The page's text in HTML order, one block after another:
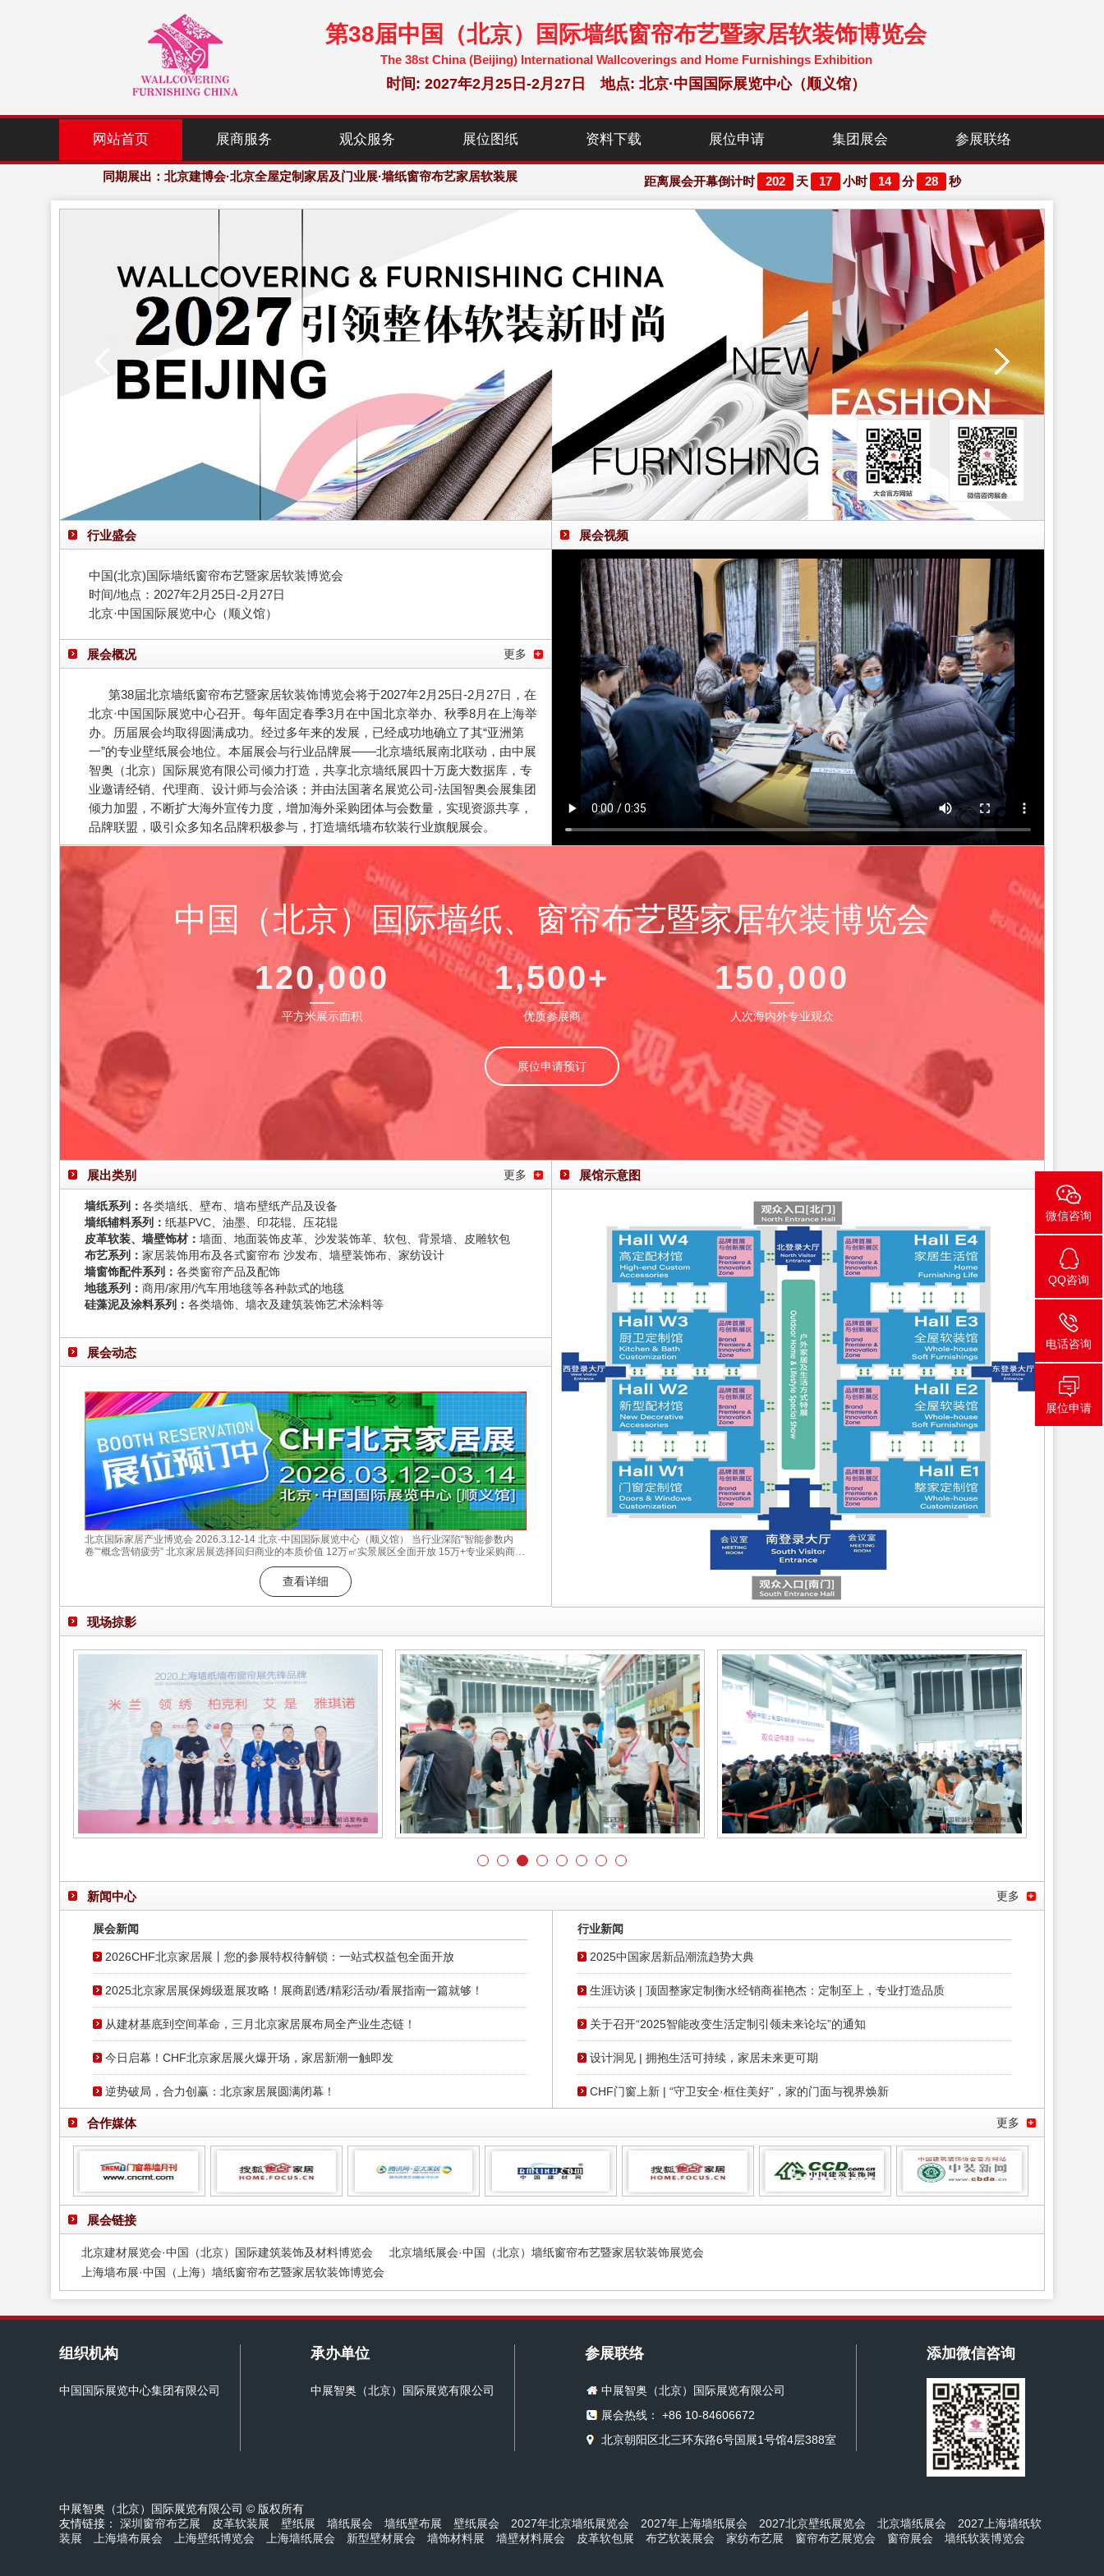
第38届中国（北京）国际墙纸窗帘布艺暨家居软装饰博览会
The 38st China (Beijing) International Wallcoverings and Home Furnishings Exhibition
时间: 2027年2月25日-2月27日 地点: 北京·中国国际展览中心（顺义馆）
网站首页 展商服务 观众服务 展位图纸 资料下载 展位申请 集团展会 参展联络
展会规模：120,000㎡展示面积，2,000+家居行业优选参展企业，150,000+专业观众
欢迎访问·2027年中国(北京)国际墙纸、窗帘布艺暨家居软装博览会·组委会大会网站
展会规模：120,000㎡展示面积，2,000+家居行业优选参展企业，150,000+专业观众
欢迎访问·2027年中国(北京)国际墙纸、窗帘布艺暨家居软装博览会·组委会大会网站
距离展会开幕倒计时 202 天 17 小时 14 分 26 秒
行业盛会
中国(北京)国际墙纸窗帘布艺暨家居软装博览会
时间/地点：2027年2月25日-2月27日
北京·中国国际展览中心（顺义馆）
展会概况 更多
第38届北京墙纸窗帘布艺暨家居软装饰博览会将于2027年2月25日-2月27日，在
北京·中国国际展览中心召开。每年固定春季3月在中国北京举办、秋季8月在上海举
办。历届展会均取得圆满成功。经过多年来的发展，已经成功地确立了其“亚洲第
一”的专业壁纸展会地位。本届展会与行业品牌展——北京墙纸展南北联动，由中展
智奥（北京）国际展览有限公司倾力打造，共享北京墙纸展四十万庞大数据库，专
业邀请经销、代理商、设计师与会洽谈；并由法国著名展览公司-法国智奥会展集团
倾力加盟，不断扩大海外宣传力度，增加海外采购团体与会数量，实现资源共享，
品牌联盟，吸引众多知名品牌积极参与，打造墙纸墙布软装行业旗舰展会。
展会视频
中国（北京）国际墙纸、窗帘布艺暨家居软装博览会
120,000
平方米展示面积
1,500+
优质参展商
150,000
人次海内外专业观众
展位申请预订
展出类别 更多
墙纸系列： 各类墙纸、壁布、墙布壁纸产品及设备
墙纸辅料系列： 纸基PVC、油墨、印花辊、压花辊
皮革软装、墙壁饰材： 墙面、地面装饰皮革、沙发装饰革、软包、背景墙、皮雕软包
布艺系列： 家居装饰用布及各式窗帘布 沙发布、墙壁装饰布、家纺设计
墙窗饰配件系列： 各类窗帘产品及配饰
地毯系列： 商用/家用/汽车用地毯等各种款式的地毯
硅藻泥及涂料系列： 各类墙饰、墙衣及建筑装饰艺术涂料等
展会动态
北京国际家居产业博览会 2026.3.12-14 北京·中国国际展览中心（顺义馆） 当行业深陷“智能参数内
卷”“概念营销疲劳” 北京家居展选择回归商业的本质价值 12万㎡实景展区全面开放 15万+专业采购商现
场对接 数十场商贸对接会精准匹配 在这个数据至上的时代 我们始终坚信 真正的商业价值 始于需求与
供给的真诚对话 成于产品与场景的深度共鸣 北京家居展 释放商业势能的最佳入口 让每一寸展位成为
查看详细
展馆示意图
现场掠影
新闻中心 更多
展会新闻
2026CHF北京家居展丨您的参展特权待解锁：一站式权益包全面开放
2025北京家居展保姆级逛展攻略！展商剧透/精彩活动/看展指南一篇就够！
从建材基底到空间革命，三月北京家居展布局全产业生态链！
今日启幕！CHF北京家居展火爆开场，家居新潮一触即发
逆势破局，合力创赢：北京家居展圆满闭幕！
行业新闻
2025中国家居新品潮流趋势大典
生涯访谈 | 顶固整家定制衡水经销商崔艳杰：定制至上，专业打造品质
关于召开“2025智能改变生活定制引领未来论坛”的通知
设计洞见 | 拥抱生活可持续，家居未来更可期
CHF门窗上新 | “守卫安全·框住美好”，家的门面与视界焕新
合作媒体 更多
展会链接
北京建材展览会·中国（北京）国际建筑装饰及材料博览会
北京墙纸展会·中国（北京）墙纸窗帘布艺暨家居软装饰展览会
上海墙布展·中国（上海）墙纸窗帘布艺暨家居软装饰博览会
组织机构
中国国际展览中心集团有限公司
承办单位
中展智奥（北京）国际展览有限公司
参展联络
中展智奥（北京）国际展览有限公司
展会热线： +86 10-84606672
北京朝阳区北三环东路6号国展1号馆4层388室
添加微信咨询
中展智奥（北京）国际展览有限公司 © 版权所有
友情链接： 深圳窗帘布艺展 皮革软装展 壁纸展 墙纸展会 墙纸壁布展 壁纸展会 2027年北京墙纸展览会 2027年上海墙纸展会 2027北京壁纸展览会 北京墙纸展会
2027上海墙纸软
装展
上海墙布展会 上海壁纸博览会 上海墙纸展会 新型壁材展会 墙饰材料展 墙壁材料展会 皮革软包展 布艺软装展会 家纺布艺展 窗帘布艺展览会 窗帘展会 墙纸软装博览会
微信咨询
QQ咨询
电话咨询
展位申请